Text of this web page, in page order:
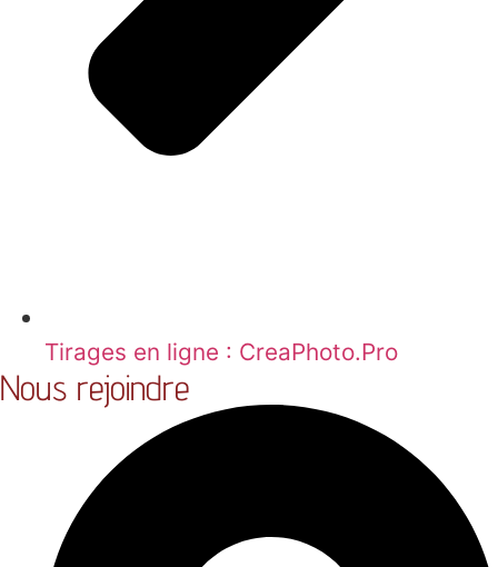
Tirages en ligne : CreaPhoto.Pro
Nous rejoindre